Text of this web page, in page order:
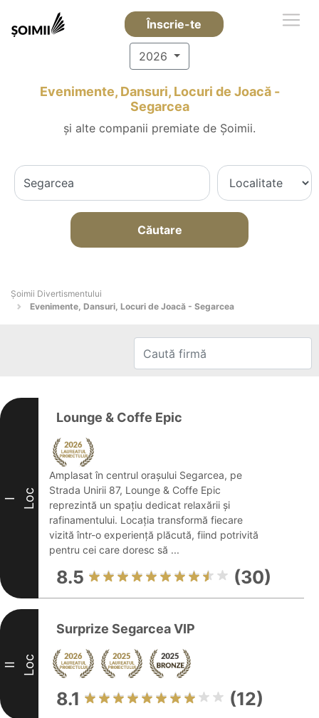
Înscrie-te
2026
Evenimente, Dansuri, Locuri de Joacă -
Segarcea
și alte companii premiate de Șoimii.
Căutare
Şoimii Divertismentului
Evenimente, Dansuri, Locuri de Joacă - Segarcea
I Loc
Lounge & Coffe Epic
Amplasat în centrul orașului Segarcea, pe
Strada Unirii 87, Lounge & Coffe Epic
reprezintă un spațiu dedicat relaxării și
rafinamentului. Locația transformă fiecare
vizită într-o experiență plăcută, fiind potrivită
pentru cei care doresc să ...
8.5 (30)
II Loc
Surprize Segarcea VIP
8.1 (12)